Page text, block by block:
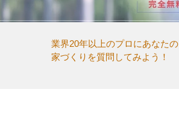
業界20年以上のプロにあなたの
家づくりを質問してみよう！